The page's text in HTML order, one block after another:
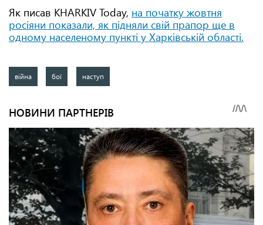
Як писав KHARKIV Today, на початку жовтня
росіяни показали, як підняли свій прапор ще в
одному населеному пункті у Харківській області.
війна бої наступ